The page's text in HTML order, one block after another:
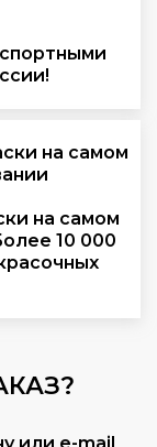
на самом
10 000